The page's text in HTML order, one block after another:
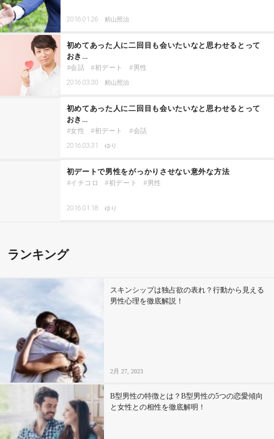
2016.01.26 籾山照治
初めてあった人に二回目も会いたいなと思わせるとって
おき…
会話 初デート 男性
2016.03.30 籾山照治
初めてあった人に二回目も会いたいなと思わせるとって
おき…
女性 初デート 会話
2016.03.31 ゆり
初デートで男性をがっかりさせない意外な方法
イチコロ 初デート 男性
2016.01.18 ゆり
ランキング
スキンシップは独占欲の表れ？行動から見える
男性心理を徹底解説！
2月 27, 2023
B型男性の特徴とは？B型男性の5つの恋愛傾向
と女性との相性を徹底解明！